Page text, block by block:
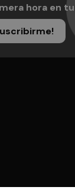
hora en